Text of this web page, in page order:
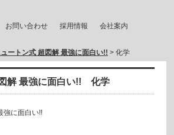
お問い合わせ 採用情報 会社案内
ートン式 超図解 最強に面白い!! > 化学
解 最強に面白い!! 化学
強に面白い!!